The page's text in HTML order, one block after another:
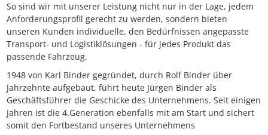
So sind wir mit unserer Leistung nicht nur in der Lage, jedem
Anforderungsprofil gerecht zu werden, sondern bieten
unseren Kunden individuelle, den Bedürfnissen angepasste
Transport- und Logistiklösungen - für jedes Produkt das
passende Fahrzeug.
1948 von Karl Binder gegründet, durch Rolf Binder über
Jahrzehnte aufgebaut, führt heute Jürgen Binder als
Geschäftsführer die Geschicke des Unternehmens. Seit einigen
Jahren ist die 4.Generation ebenfalls mit am Start und sichert
somit den Fortbestand unseres Unternehmens